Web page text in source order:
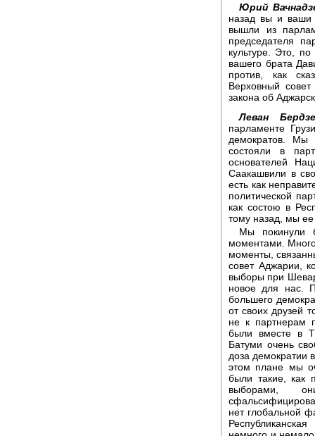
Юрий
назад вы и ваши
вышли из
председателя
культуре. Это,
вашего брата
против, как
Верховный
закона об
Леван
парламенте
демократов. Мы
состояли в
основателей
Саакашвили в
есть как
политической
как состою в
тому назад, мы
Мы покинули
моментами.
моменты,
совет Аджарии,
выборы при
новое для нас.
большего
от своих друзей
не к партнерам
были вместе в
Батуми очень
доза демократии
этом плане мы
были такие, как
выборами,
нет глобальной